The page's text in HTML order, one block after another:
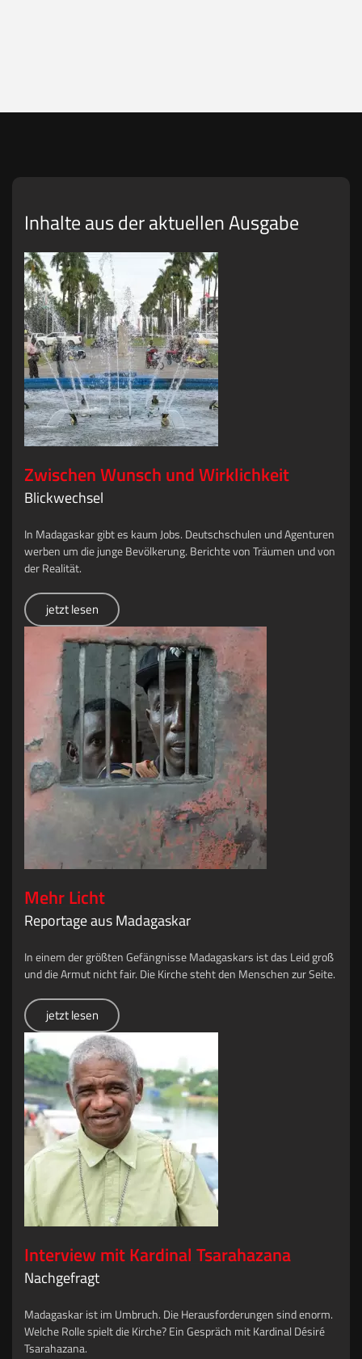
Inhalte aus der aktuellen Ausgabe
Zwischen Wunsch und Wirklichkeit
Blickwechsel
In Madagaskar gibt es kaum Jobs. Deutschschulen und Agenturen
werben um die junge Bevölkerung. Berichte von Träumen und von
der Realität.
jetzt lesen
Mehr Licht
Reportage aus Madagaskar
In einem der größten Gefängnisse Madagaskars ist das Leid groß
und die Armut nicht fair. Die Kirche steht den Menschen zur Seite.
jetzt lesen
Interview mit Kardinal Tsarahazana
Nachgefragt
Madagaskar ist im Umbruch. Die Herausforderungen sind enorm.
Welche Rolle spielt die Kirche? Ein Gespräch mit Kardinal Désiré
Tsarahazana.